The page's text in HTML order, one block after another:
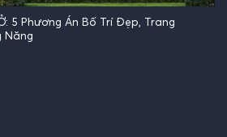
5 Phương Án Bố Trí Đẹp, Trang
Năng